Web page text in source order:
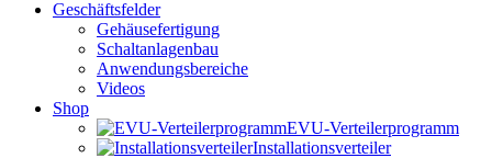
Geschäftsfelder
Gehäusefertigung
Schaltanlagenbau
Anwendungsbereiche
Videos
Shop
EVU-Verteilerprogramm
Installationsverteiler